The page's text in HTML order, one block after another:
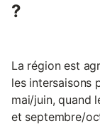
?
La région est
les intersaisons
mai/juin, quand
et septembre/